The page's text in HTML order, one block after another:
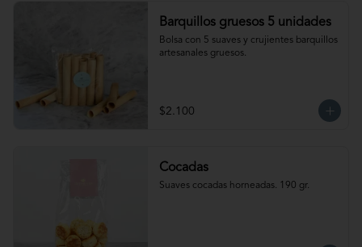
Barquillos gruesos 5 unidades
Bolsa con 5 suaves y crujientes barquillos
artesanales gruesos.
$2.100
Cocadas
Suaves cocadas horneadas. 190 gr.